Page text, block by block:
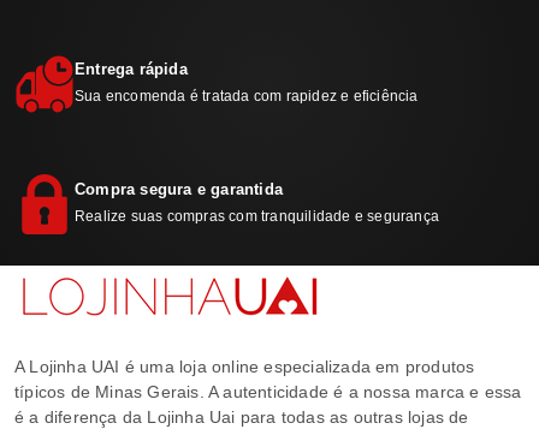
Entrega rápida
Sua encomenda é tratada com rapidez e eficiência
Compra segura e garantida
Realize suas compras com tranquilidade e segurança
A Lojinha UAI é uma loja online especializada em produtos
típicos de Minas Gerais. A autenticidade é a nossa marca e essa
é a diferença da Lojinha Uai para todas as outras lojas de